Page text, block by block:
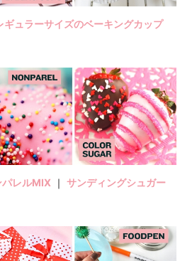
ギュラーサイズのベーキングカップ
パレルMIX ｜ サンディングシュガー